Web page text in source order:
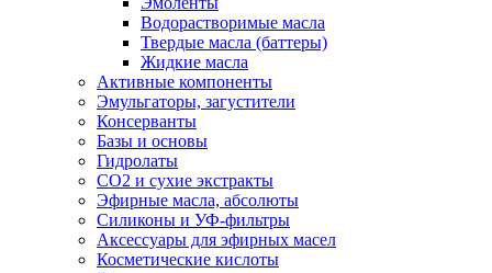
Водорастворимые масла
Твердые масла (баттеры)
Жидкие масла
Активные компоненты
Эмульгаторы, загустители
Консерванты
Базы и основы
Гидролаты
СО2 и сухие экстракты
Эфирные масла, абсолюты
Силиконы и УФ-фильтры
Аксессуары для эфирных масел
Косметические кислоты